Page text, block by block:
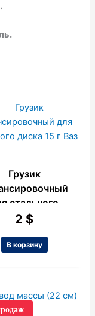
Грузик
стального
15 г Ваз
2 $
В корзину